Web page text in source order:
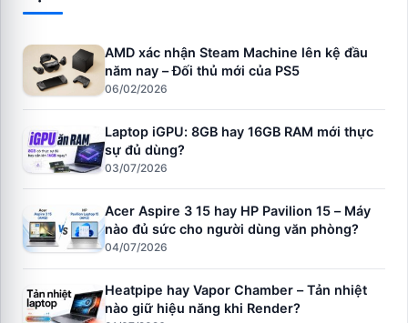
AMD xác nhận Steam Machine lên kệ đầu
năm nay – Đối thủ mới của PS5
06/02/2026
Laptop iGPU: 8GB hay 16GB RAM mới thực
sự đủ dùng?
03/07/2026
Acer Aspire 3 15 hay HP Pavilion 15 – Máy
nào đủ sức cho người dùng văn phòng?
04/07/2026
Heatpipe hay Vapor Chamber – Tản nhiệt
nào giữ hiệu năng khi Render?